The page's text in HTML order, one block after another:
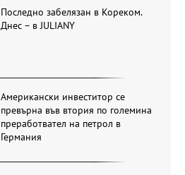
Последно забелязан в Кореком.
Днес – в JULIANY
Американски инвеститор се
превърна във втория по големина
преработвател на петрол в
Германия